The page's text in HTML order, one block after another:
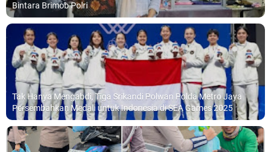
Bintara Brimob Polri
Tak Hanya Mengabdi, Tiga Srikandi Polwan Polda Metro Jaya
Persembahkan Medali untuk Indonesia di SEA Games 2025